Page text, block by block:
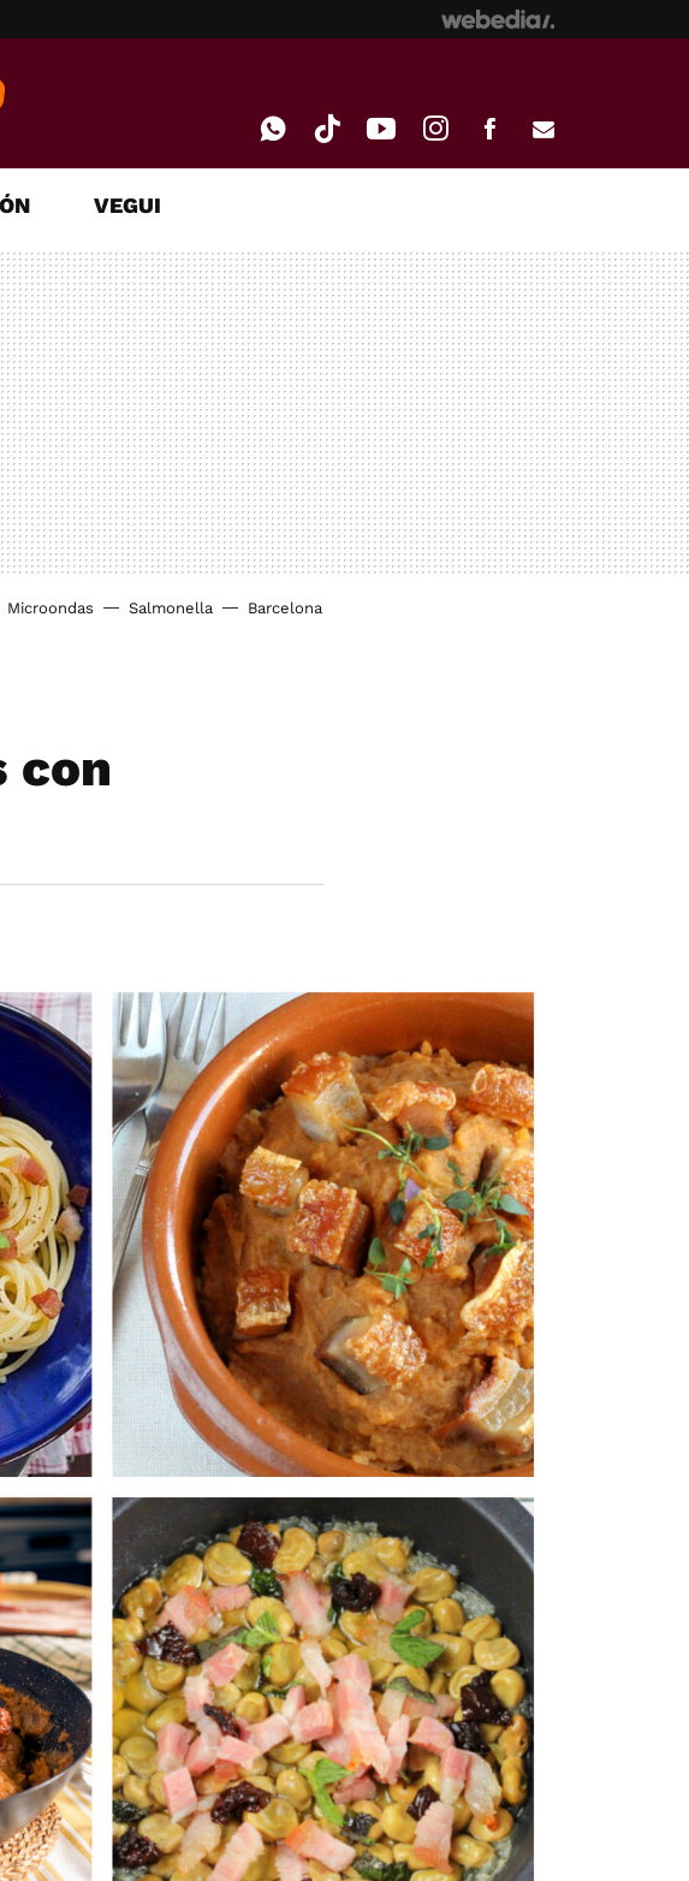
MAIL
VEGUI
Microondas Salmonella Barcelona
con